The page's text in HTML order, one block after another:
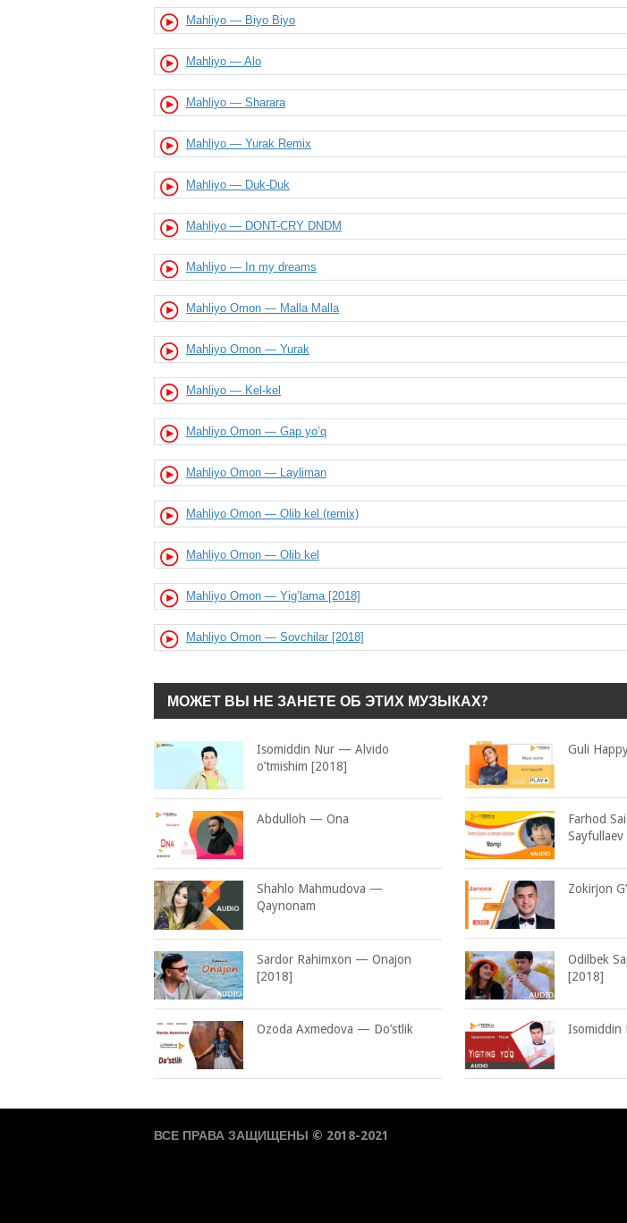
Mahliyo — Biyo Biyo
Mahliyo — Alo
Mahliyo — Sharara
Mahliyo — Yurak Remix
Mahliyo — Duk-Duk
Mahliyo — DONT-CRY DNDM
Mahliyo — In my dreams
Mahliyo Omon — Malla Malla
Mahliyo Omon — Yurak
Mahliyo — Kel-kel
Mahliyo Omon — Gap yo’q
Mahliyo Omon — Layliman
Mahliyo Omon — Olib kel (remix)
Mahliyo Omon — Olib kel
Mahliyo Omon — Yig’lama [2018]
Mahliyo Omon — Sovchilar [2018]
МОЖЕТ ВЫ НЕ ЗАНЕТЕ ОБ ЭТИХ МУЗЫКАХ?
Isomiddin Nur — Alvido
o’tmishim [2018]
Guli
Abdulloh — Ona
Farhod
Shahlo Mahmudova —
Qaynonam
Zokirjon
Sardor Rahimxon — Onajon
[2018]
Odilbek
[2018]
Ozoda Axmedova — Do’stlik Isomiddin
ВСЕ ПРАВА ЗАЩИЩЕНЫ © 2018-2021